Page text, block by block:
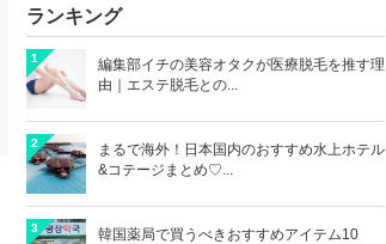
ランキング
1
編集部イチの美容オタクが医療脱毛を推す理
由｜エステ脱毛との...
2
まるで海外！日本国内のおすすめ水上ホテル
&コテージまとめ♡...
3
韓国薬局で買うべきおすすめアイテム10